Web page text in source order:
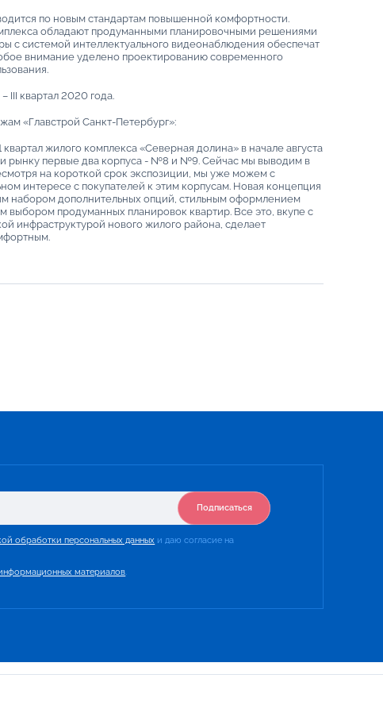
по новым стандартам повышенной комфортности.
обладают продуманными планировочными решениями
с системой интеллектуального видеонаблюдения обеспечат
внимание уделено проектированию современного
III квартал 2020 года.
«Главстрой Санкт-Петербург»:
жилого комплекса «Северная долина» в начале августа
рынку первые два корпуса - №8 и №9. Сейчас мы выводим в
на короткой срок экспозиции, мы уже можем с
интересе с покупателей к этим корпусам. Новая концепция
набором дополнительных опций, стильным оформлением
выбором продуманных планировок квартир. Все это, вкупе с
инфраструктурой нового жилого района, сделает
Подписаться
обработки персональных данных и даю согласие на
материалов